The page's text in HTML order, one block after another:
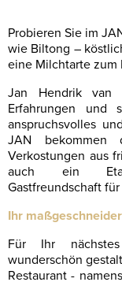
Probieren Sie im
wie Biltong –
eine Milchtarte zum
Jan Hendrik van
Erfahrungen und
anspruchsvolles
JAN
Verkostungen aus
auch ein
Gastfreundschaft
Ihr
Für Ihr
wunderschön
Restaurant -